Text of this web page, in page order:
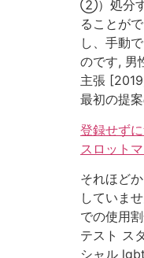
②）処分す
ることが
し、手動
のです, 男
主張
最初の提
登録せず
スロット
それほど
していま
での使用
テスト ス
シャル